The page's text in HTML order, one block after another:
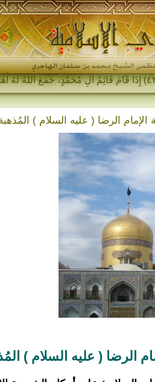
الإمام الرضا ( عليه السلام )
الرضا ( عليه السلام )